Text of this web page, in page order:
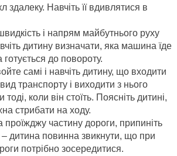
здалеку. Навчіть її вдивлятися в
і напрям майбутнього руху
дитину визначати, яка машина їде
до повороту.
самі і навчіть дитину, що входити
транспорту і виходити з нього
тоді, коли він стоїть. Поясніть дитині,
стрибати на ходу.
проїжджу частину дороги, припиніть
дитина повинна звикнути, що при
потрібно зосередитися.